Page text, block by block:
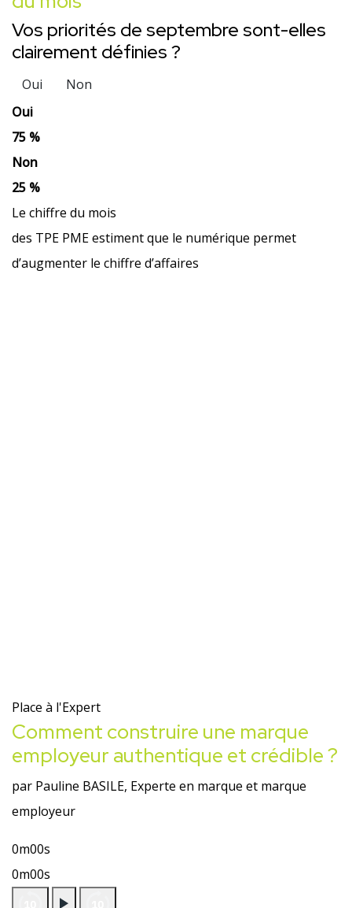
Vos priorités de septembre sont-elles
clairement définies ?
Oui
Non
Oui
75 %
Non
25 %
Le chiffre du mois
des TPE PME estiment que le numérique permet
d’augmenter le chiffre d’affaires
Place à l'Expert
Comment construire une marque
employeur authentique et crédible ?
par Pauline BASILE, Experte en marque et marque
employeur
0m00s
0m00s